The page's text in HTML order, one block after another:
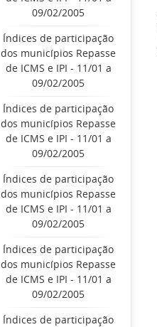
09/02/2005
Índices de participação
dos municípios Repasse
de ICMS e IPI - 11/01 a
09/02/2005
Índices de participação
dos municípios Repasse
de ICMS e IPI - 11/01 a
09/02/2005
Índices de participação
dos municípios Repasse
de ICMS e IPI - 11/01 a
09/02/2005
Índices de participação
dos municípios Repasse
de ICMS e IPI - 11/01 a
09/02/2005
Índices de participação